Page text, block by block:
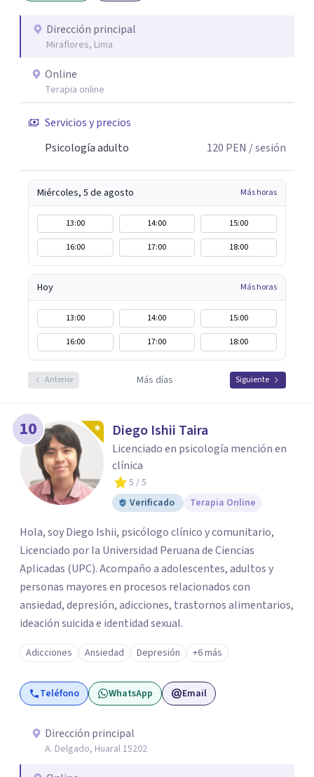
Dirección principal
Miraflores, Lima
Online
Terapia online
Servicios y precios
Psicología adulto
120 PEN / sesión
Miércoles, 5 de agosto Más horas
13:00 14:00
15:00
16:00
17:00 18:00
Hoy Más horas
13:00 14:00
15:00
16:00
17:00 18:00
Anterior Más días Siguiente
10 Diego Ishii Taira
Licenciado en psicología mención en
clínica
5 / 5
Verificado
Terapia Online
Hola, soy Diego Ishii, psicólogo clínico y comunitario,
Licenciado por la Universidad Peruana de Ciencias
Aplicadas (UPC). Acompaño a adolescentes, adultos y
personas mayores en procesos relacionados con
ansiedad, depresión, adicciones, trastornos alimentarios,
ideación suicida e identidad sexual.
Adicciones Ansiedad Depresión +6 más
Teléfono WhatsApp Email
Dirección principal
A. Delgado, Huaral 15202